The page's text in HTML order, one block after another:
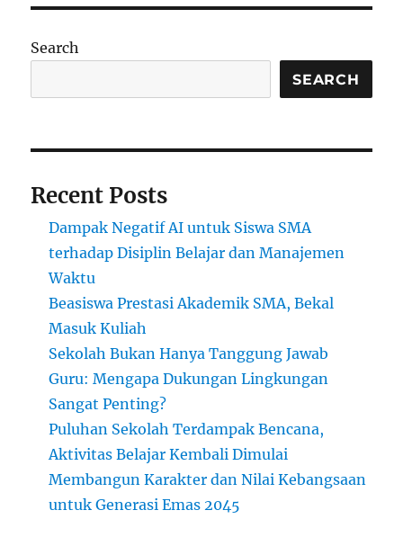
Search
SEARCH
Recent Posts
Dampak Negatif AI untuk Siswa SMA
terhadap Disiplin Belajar dan Manajemen
Waktu
Beasiswa Prestasi Akademik SMA, Bekal
Masuk Kuliah
Sekolah Bukan Hanya Tanggung Jawab
Guru: Mengapa Dukungan Lingkungan
Sangat Penting?
Puluhan Sekolah Terdampak Bencana,
Aktivitas Belajar Kembali Dimulai
Membangun Karakter dan Nilai Kebangsaan
untuk Generasi Emas 2045